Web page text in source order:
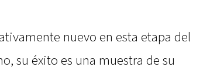
nuevo en esta etapa del
su éxito es una muestra de su